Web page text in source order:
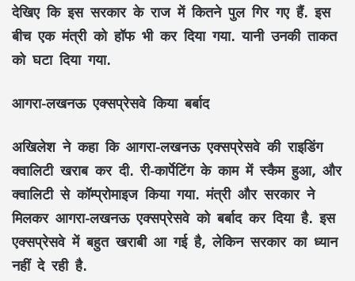
देखिए कि इस सरकार के राज में कितने पुल गिर गए हैं. इस
बीच एक मंत्री को हॉफ भी कर दिया गया. यानी उनकी ताकत
को घटा दिया गया.
आगरा-लखनऊ एक्सप्रेसवे किया बर्बाद
अखिलेश ने कहा कि आगरा-लखनऊ एक्सप्रेसवे की राइडिंग
क्वालिटी खराब कर दी. री-कार्पेटिंग के काम में स्कैम हुआ, और
क्वालिटी से कॉम्प्रोमाइज किया गया. मंत्री और सरकार ने
मिलकर आगरा-लखनऊ एक्सप्रेसवे को बर्बाद कर दिया है. इस
एक्सप्रेसवे में बहुत खराबी आ गई है, लेकिन सरकार का ध्यान
नहीं दे रही है.